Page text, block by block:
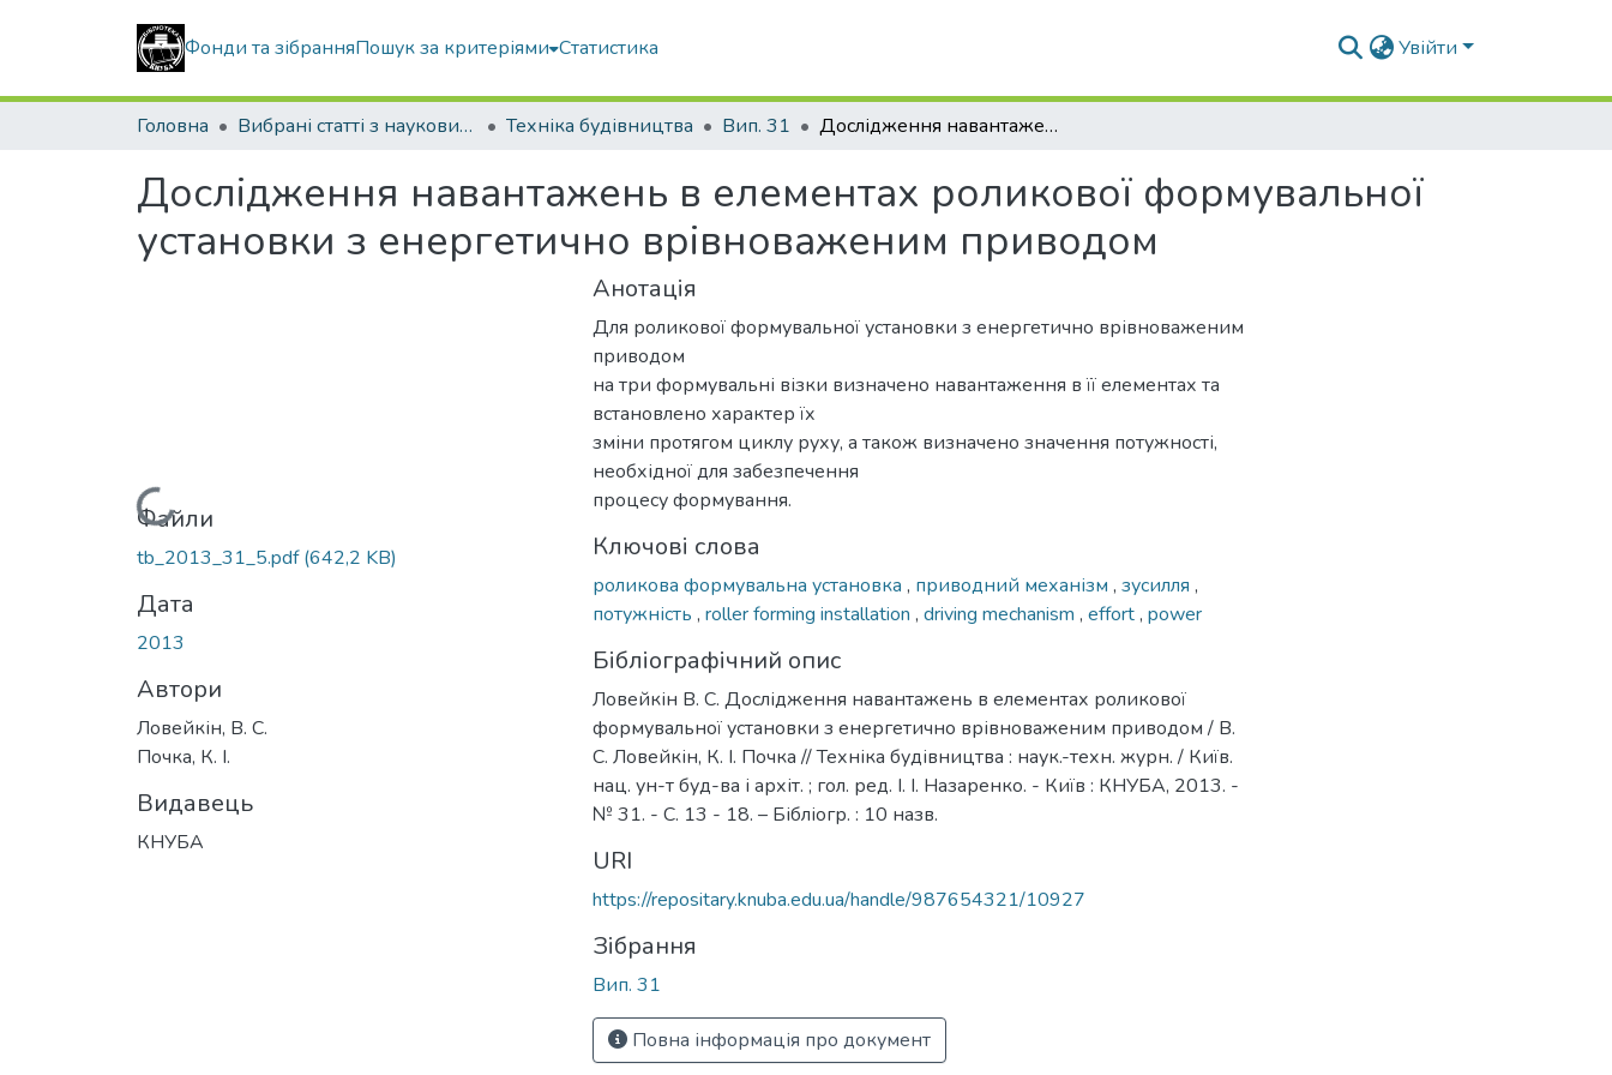
Фонди та зібранняПошук за критеріями Статистика Увійти
Головна Вибрані статті з наукових збірників КНУБА Техніка будівництва Вип. 31 Дослідження навантажень в елементах роликової формувальної установки з енергетично врівноваженим приводом
Дослідження навантажень в елементах роликової формувальної
установки з енергетично врівноваженим приводом
Вантажиться...
Файли
tb_2013_31_5.pdf(642,2 KB)
Дата
2013
Автори
Ловейкін, В. С.
Почка, К. І.
Видавець
КНУБА
Анотація
Для роликової формувальної установки з енергетично врівноваженим
приводом
на три формувальні візки визначено навантаження в її елементах та
встановлено характер їх
зміни протягом циклу руху, а також визначено значення потужності,
необхідної для забезпечення
процесу формування.
Ключові слова
роликова формувальна установка , приводний механізм , зусилля ,
потужність , roller forming installation , driving mechanism , effort, power
Бібліографічний опис
Ловейкін В. С. Дослідження навантажень в елементах роликової
формувальної установки з енергетично врівноваженим приводом / В.
С. Ловейкін, К. І. Почка // Техніка будівництва : наук.-техн. журн. / Київ.
нац. ун-т буд-ва і архіт. ; гол. ред. І. І. Назаренко. - Київ : КНУБА, 2013. -
№ 31. - С. 13 - 18. – Бібліогр. : 10 назв.
URI
https://repositary.knuba.edu.ua/handle/987654321/10927
Зібрання
Вип. 31
Повна інформація про документ